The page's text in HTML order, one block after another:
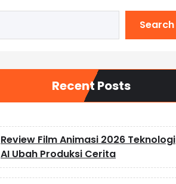
Search
Recent Posts
Review Film Animasi 2026 Teknologi
AI Ubah Produksi Cerita